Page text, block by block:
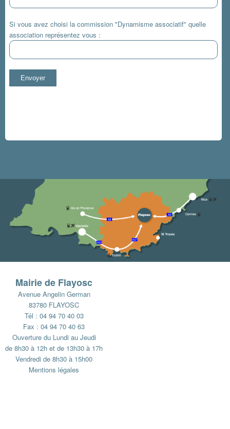
Si vous avez choisi la commission "Dynamisme associatif" quelle
association représentez vous :
Mairie de Flayosc
Avenue Angelin German
83780 FLAYOSC
Tél : 04 94 70 40 03
Fax : 04 94 70 40 63
Ouverture du Lundi au Jeudi
de 8h30 à 12h et de 13h30 à 17h
Vendredi de 8h30 à 15h00
Mentions légales